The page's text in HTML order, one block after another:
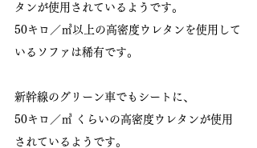
タンが使用されているようです。
50キロ／㎥以上の高密度ウレタンを使用して
いるソファは稀有です。
新幹線のグリーン車でもシートに、
50キロ／㎥ くらいの高密度ウレタンが使用
されているようです。